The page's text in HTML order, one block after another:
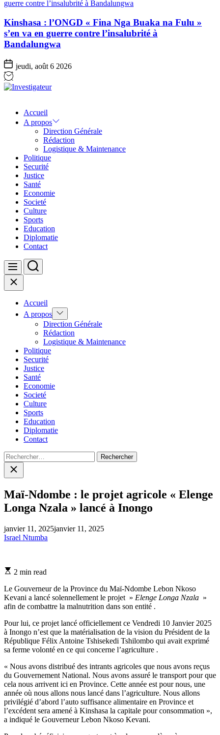
Kinshasa : l’ONGD « Fina Nga Buaka na Fulu »
s’en va en guerre contre l’insalubrité à
Bandalungwa
jeudi, août 6 2026
Accueil
A propos
Direction Générale
Rédaction
Logistique & Maintenance
Politique
Securité
Justice
Santé
Economie
Societé
Culture
Sports
Education
Diplomatie
Contact
Menu Search
Close
Accueil
A propos Show
sub
menu
Direction Générale
Rédaction
Logistique & Maintenance
Politique
Securité
Justice
Santé
Economie
Societé
Culture
Sports
Education
Diplomatie
Contact
Rechercher :
Close
search
Maï-Ndombe : le projet agricole « Elenge
Longa Nzala » lancé à Inongo
janvier 11, 2025janvier 11, 2025
Israel Ntumba
Estimated
time
2 min read
Le Gouverneur de la Province du Maï-Ndombe Lebon Nkoso
Kevani a lancé solennellement le projet » Elenge Longa Nzala »
afin de combattre la malnutrition dans son entité .
Pour lui, ce projet lancé officiellement ce Vendredi 10 Janvier 2025
à Inongo n’est que la matérialisation de la vision du Président de la
République Félix Antoine Tshisekedi Tshilombo qui avait exprimé
sa ferme volonté en ce qui concerne l’agriculture .
« Nous avons distribué des intrants agricoles que nous avons reçus
du Gouvernement National. Nous avons assuré le transport pour que
cela nous arrivent ici en Province. Cette année est pour nous, une
année où nous allons nous lancé dans l’agriculture. Nous allons
privilégié d’abord l’auto suffisance alimentaire en Province et
l’excédent sera amené à Kinshasa la capitale pour consommation »,
a indiqué le Gouverneur Lebon Nkoso Kevani.